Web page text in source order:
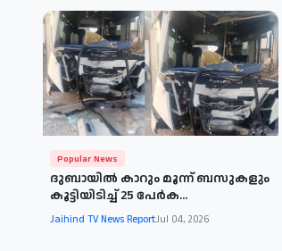
Popular News
ദുബായില്‍ കാറും മൂന്ന് ബസുകളും
കൂട്ടിയിടിച്ച് 25 പേര്‍ക...
Jaihind TV News ReportJul 04, 2026